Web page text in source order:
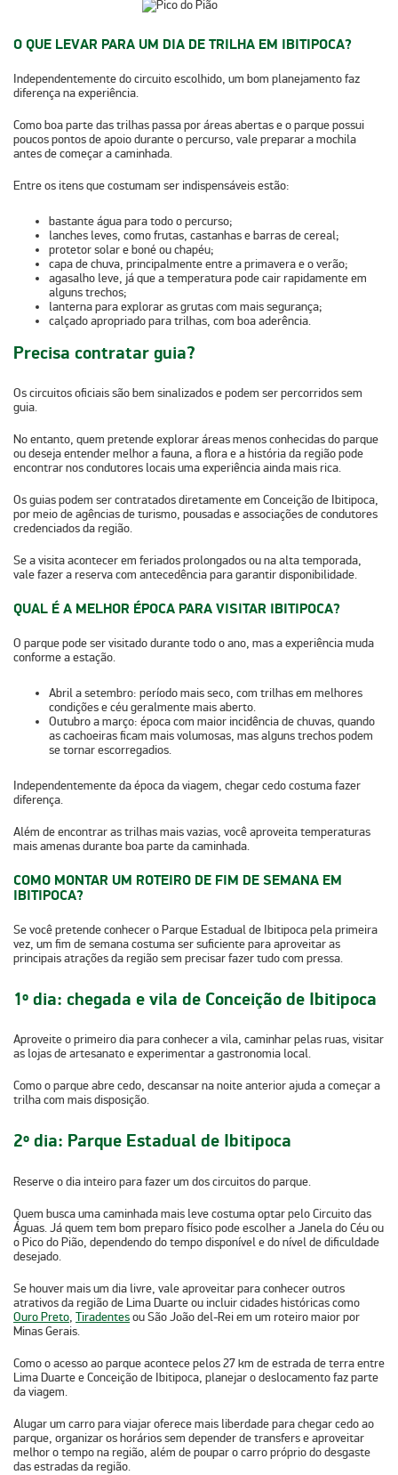
O QUE LEVAR PARA UM DIA DE TRILHA EM IBITIPOCA?
Independentemente do circuito escolhido, um bom planejamento faz
diferença na experiência.
Como boa parte das trilhas passa poráreas abertase o parque possui
poucospontos de apoio durante o percurso, vale preparar a mochila
antes de começar a caminhada.
Entre os itens que costumam ser indispensáveis estão:
bastante água para todo o percurso;
lanches leves, como frutas, castanhas e barras de cereal;
protetor solar e boné ou chapéu;
capa de chuva, principalmente entre a primavera e o verão;
agasalho leve, já que a temperatura pode cair rapidamente em
alguns trechos;
lanterna para explorar as grutas com mais segurança;
calçado apropriado para trilhas, com boa aderência.
Precisa contratar guia?
Os circuitos oficiais são bem sinalizados e podem ser percorridos sem
guia.
No entanto, quem pretende explorar áreas menos conhecidas do parque
ou deseja entender melhor a fauna, a flora e a história da região pode
encontrar nos condutores locais uma experiência ainda mais rica.
Os guias podem ser contratados diretamente em Conceição de Ibitipoca,
por meio de agências de turismo, pousadas e associações de condutores
credenciados da região.
Se a visita acontecer em feriados prolongados ou na alta temporada,
vale fazer a reserva com antecedência para garantir disponibilidade.
QUAL É A MELHOR ÉPOCA PARA VISITAR IBITIPOCA?
O parque pode ser visitado durante todo o ano, mas a experiência muda
conforme a estação.
Abril a setembro: período mais seco, com trilhas em melhores
condições e céu geralmente mais aberto.
Outubro a março: época com maior incidência de chuvas, quando
as cachoeiras ficam mais volumosas, mas alguns trechos podem
se tornar escorregadios.
Independentemente da época da viagem, chegar cedo costuma fazer
diferença.
Além de encontrar as trilhas mais vazias, você aproveita temperaturas
mais amenas durante boa parte da caminhada.
COMO MONTAR UM ROTEIRO DE FIM DE SEMANA EM
IBITIPOCA?
Se você pretende conhecer o Parque Estadual de Ibitipoca pela primeira
vez, um fim de semanacostuma ser suficiente para aproveitar as
principais atrações da região sem precisar fazer tudo com pressa.
1º dia: chegada e vila de Conceição de Ibitipoca
Aproveite o primeiro dia para conhecer a vila, caminhar pelas ruas, visitar
as lojas de artesanato e experimentar a gastronomia local.
Comoo parque abre cedo, descansar na noite anterior ajuda a começar a
trilha com mais disposição.
2º dia: Parque Estadual de Ibitipoca
Reserve o dia inteiro para fazer um dos circuitos do parque.
Quem busca uma caminhada mais leve costuma optar peloCircuito das
Águas. Já quem tem bom preparo físico pode escolher aJanela do Céuou
oPico do Pião, dependendo do tempo disponível e do nível de dificuldade
desejado.
Se houver mais um dia livre, vale aproveitar para conhecer outros
atrativos da região de Lima Duarte ou incluir cidades históricas como
Ouro Preto, TiradentesouSão João del-Reiem um roteiro maior por
Minas Gerais.
Como o acesso ao parque acontece pelos27 km de estrada de terra entre
Lima Duarte e Conceição de Ibitipoca, planejar o deslocamento faz parte
da viagem.
Alugar um carro para viajar oferece mais liberdade para chegar cedo ao
parque, organizar os horários sem depender de transfers e aproveitar
melhor o tempo na região, além de poupar o carro próprio do desgaste
das estradas da região.